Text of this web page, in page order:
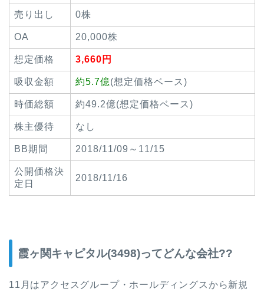
売り出し 0株
OA 20,000株
想定価格 3,660円
吸収金額 約5.7億(想定価格ベース)
時価総額 約49.2億(想定価格ベース)
株主優待 なし
BB期間 2018/11/09～11/15
公開価格決
定日
2018/11/16
霞ヶ関キャピタル(3498)ってどんな会社??
11月はアクセスグループ・ホールディングスから新規